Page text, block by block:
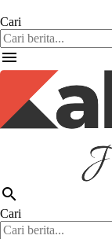
Cari
menu
search
Cari